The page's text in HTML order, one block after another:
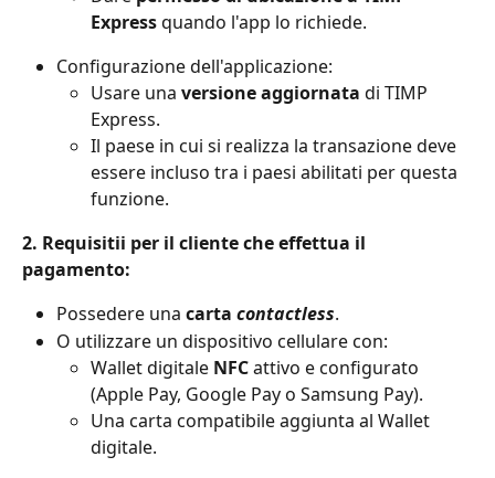
Express quando l'app lo richiede.
Configurazione dell'applicazione:
Usare una versione aggiornata di TIMP
Express.
Il paese in cui si realizza la transazione deve
essere incluso tra i paesi abilitati per questa
funzione.
2. Requisitii per il cliente che effettua il
pagamento:
Possedere una carta contactless.
O utilizzare un dispositivo cellulare con:
Wallet digitale NFC attivo e configurato
(Apple Pay, Google Pay o Samsung Pay).
Una carta compatibile aggiunta al Wallet
digitale.